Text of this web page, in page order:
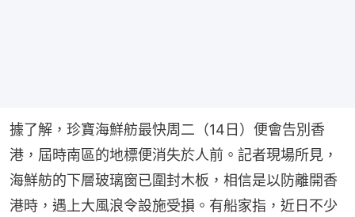
據了解，珍寶海鮮舫最快周二（14日）便會告別香
港，屆時南區的地標便消失於人前。記者現場所見，
海鮮舫的下層玻璃窗已圍封木板，相信是以防離開香
港時，遇上大風浪令設施受損。有船家指，近日不少